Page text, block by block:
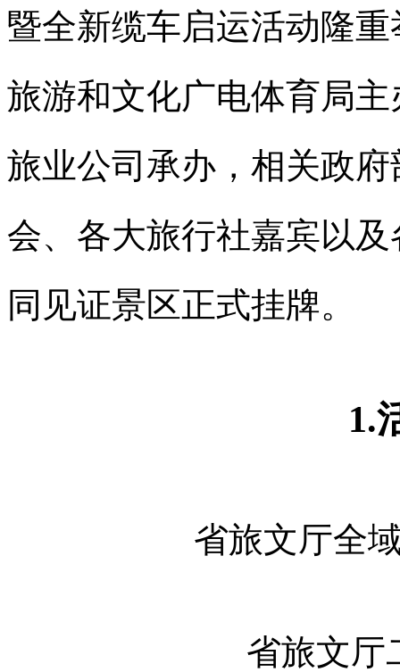
暨全新缆车启运活动隆
旅游和文化广电体育局
旅业公司承办，相关政
会、各大旅行社嘉宾以
同见证景区正式挂牌。
1.
省旅文厅全
省旅文厅